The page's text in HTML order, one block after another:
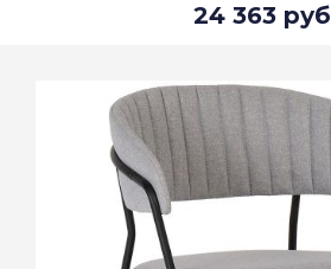
24 363 руб